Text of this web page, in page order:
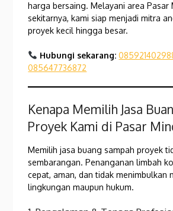
harga bersaing. Melayani area Pasar
sekitarnya, kami siap menjadi mitra
proyek kecil hingga besar.
Hubungi sekarang:
085647736872
Kenapa Memilih Jasa
Proyek Kami di Pasar
Memilih jasa buang sampah proyek
sembarangan. Penanganan limbah
cepat, aman, dan tidak menimbulkan
lingkungan maupun hukum.